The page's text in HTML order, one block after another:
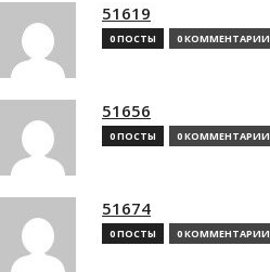
51619
0 ПОСТЫ 0 КОММЕНТАРИИ
51656
0 ПОСТЫ 0 КОММЕНТАРИИ
51674
0 ПОСТЫ 0 КОММЕНТАРИИ